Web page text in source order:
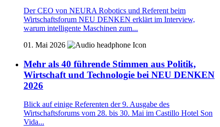
Der CEO von NEURA Robotics und Referent beim
Wirtschaftsforum NEU DENKEN erklärt im Interview,
warum intelligente Maschinen zum...
01. Mai 2026
Mehr als 40 führende Stimmen aus Politik,
Wirtschaft und Technologie bei NEU DENKEN
2026
Blick auf einige Referenten der 9. Ausgabe des
Wirtschaftsforums vom 28. bis 30. Mai im Castillo Hotel Son
Vida...